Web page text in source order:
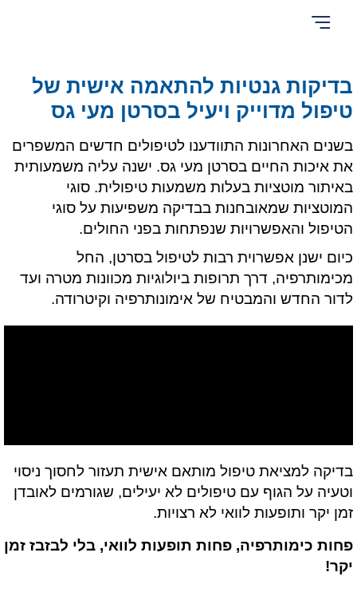
בדיקות גנטיות להתאמה אישית של
טיפול מדוייק ויעיל בסרטן מעי גס
בשנים האחרונות התוודענו לטיפולים חדשים המשפרים
את איכות החיים בסרטן מעי גס. ישנה עליה משמעותית
באיתור מוטציות בעלות משמעות טיפולית. סוגי
המוטציות שמאובחנות בבדיקה משפיעות על סוגי
הטיפול והאפשרויות שנפתחות בפני החולים.
כיום ישנן אפשרוית רבות לטיפול בסרטן, החל
מכימותרפיה, דרך תרופות ביולוגיות מכוונות מטרה ועד
לדור החדש והמבטיח של אימונותרפיה וקיטרודה.
בדיקה למציאת טיפול מותאם אישית תעזור לחסוך ניסוי
וטעיה על הגוף עם טיפולים לא יעילים, שגורמים לאובדן
זמן יקר ותופעות לוואי לא רצויות.
פחות כימותרפיה, פחות תופעות לוואי, בלי לבזבז זמן
יקר!